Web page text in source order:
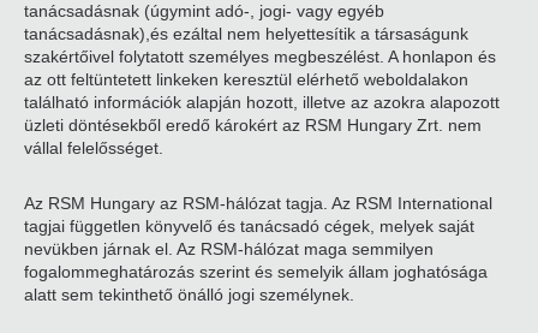
tanácsadásnak (úgymint adó-, jogi- vagy egyéb
tanácsadásnak),és ezáltal nem helyettesítik a társaságunk
szakértőivel folytatott személyes megbeszélést. A honlapon és
az ott feltüntetett linkeken keresztül elérhető weboldalakon
található információk alapján hozott, illetve az azokra alapozott
üzleti döntésekből eredő károkért az RSM Hungary Zrt. nem
vállal felelősséget.
Az RSM Hungary az RSM-hálózat tagja. Az RSM International
tagjai független könyvelő és tanácsadó cégek, melyek saját
nevükben járnak el. Az RSM-hálózat maga semmilyen
fogalommeghatározás szerint és semelyik állam joghatósága
alatt sem tekinthető önálló jogi személynek.